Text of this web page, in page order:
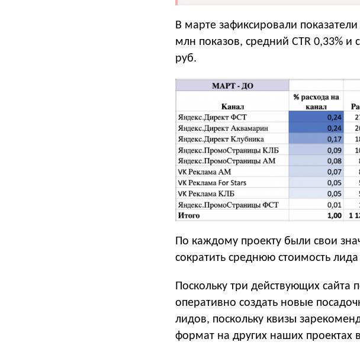
В марте зафиксировали
млн показов, средний CTR 0,33% и
руб.
По каждому проекту были свои
сократить среднюю стоимость
Поскольку три действующих сайта
оперативно создать новые
лидов, поскольку квизы
формат на других наших проектах